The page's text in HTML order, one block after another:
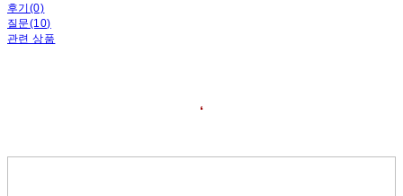
후기(0)
질문(10)
관련 상품
❛